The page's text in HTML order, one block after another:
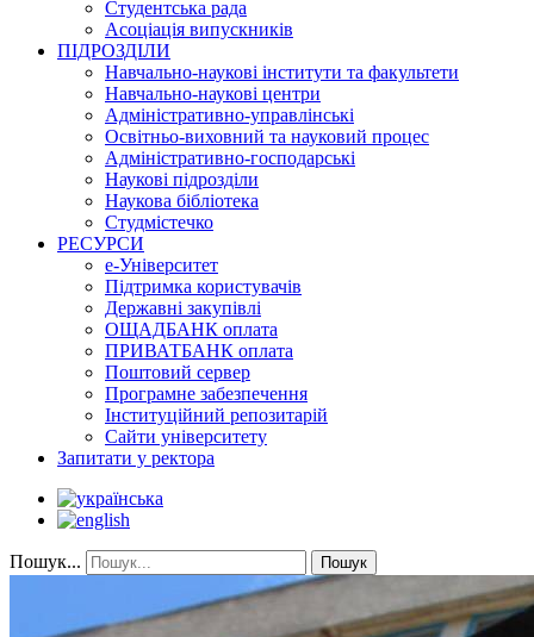
Студентська рада
Асоціація випускників
ПІДРОЗДІЛИ
Навчально-наукові інститути та факультети
Навчально-наукові центри
Адміністративно-управлінські
Освітньо-виховний та науковий процес
Адміністративно-господарські
Наукові підрозділи
Наукова бібліотека
Студмістечко
РЕСУРСИ
е-Університет
Підтримка користувачів
Державні закупівлі
ОЩАДБАНК оплата
ПРИВАТБАНК оплата
Поштовий сервер
Програмне забезпечення
Інституційний репозитарій
Сайти університету
Запитати у ректора
Пошук... Пошук